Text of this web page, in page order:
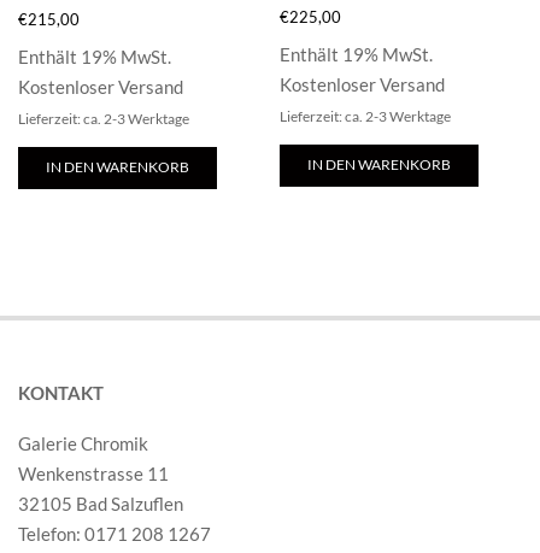
€215,00
Enthält 19% MwSt.
Kostenloser Versand
Lieferzeit: ca. 2-3 Werktage
IN DEN WARENKORB
€225,00
Enthält 19% MwSt.
Kostenloser Versand
Lieferzeit: ca. 2-3 Werktage
IN DEN WARENKORB
KONTAKT
Galerie Chromik
Wenkenstrasse 11
32105 Bad Salzuflen
Telefon: 0171 208 1267